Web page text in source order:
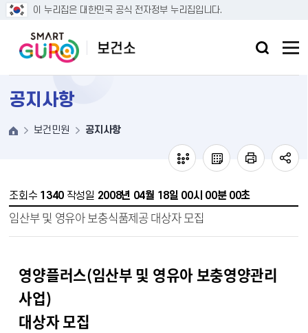
이 누리집은 대한민국 공식 전자정부 누리집입니다.
본문 바로가기
공지사항
보건민원 공지사항
조회수 1340 작성일 2008년 04월 18일 00시 00분 00초
임산부 및 영유아 보충식품제공 대상자 모집
영양플러스(임산부 및 영유아 보충영양관리
사업)
대상자 모집